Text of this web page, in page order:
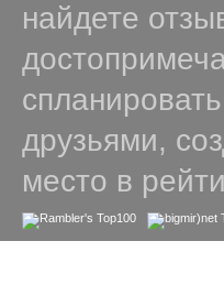
найдете
друзьями,
место в